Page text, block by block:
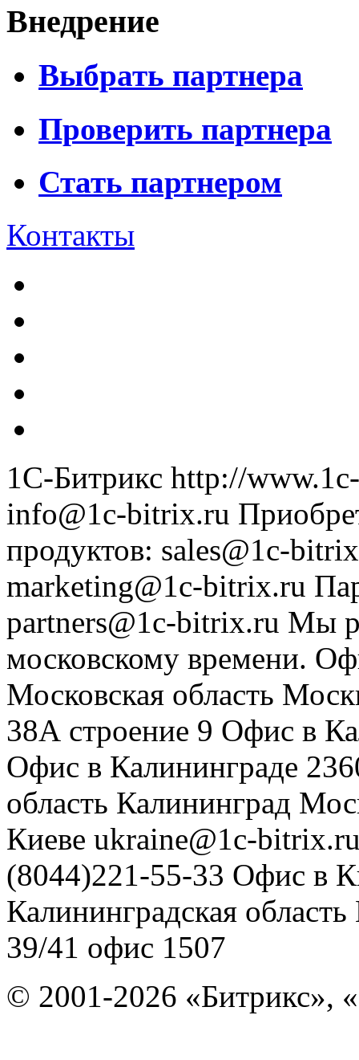
Внедрение
Выбрать партнера
Проверить партнера
Стать партнером
Контакты
1С-Битрикс http://
info@1c-bitrix.ru
продуктов: sales@1c-
marketing@1c-bitrix.ru
partners@1c-bitrix.ru Мы
московскому времени.
Московская область
38А строение 9 Офис в
Офис в Калининграде
область Калининград
Киеве ukraine@1c-
(8044)221-55-33 Офис в
Калининградская область
39/41 офис 1507
© 2001-2026 «Битрикс»,